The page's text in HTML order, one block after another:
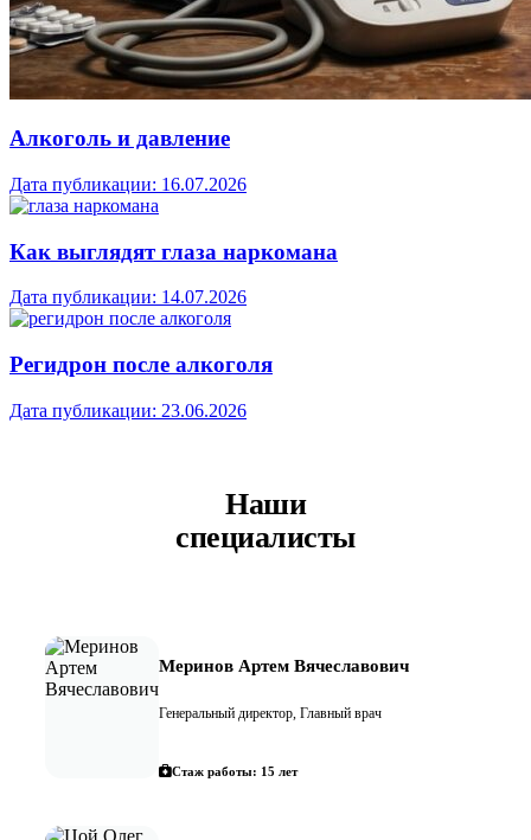
Алкоголь и давление
Дата публикации: 16.07.2026
Как выглядят глаза наркомана
Дата публикации: 14.07.2026
Регидрон после алкоголя
Дата публикации: 23.06.2026
Наши
специалисты
Меринов Артем Вячеславович
Генеральный директор, Главный врач
Стаж работы: 15 лет